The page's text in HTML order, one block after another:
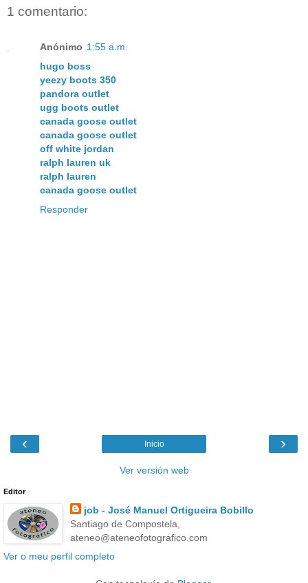
1 comentario:
Anónimo 1:55 a.m.
hugo boss
yeezy boots 350
pandora outlet
ugg boots outlet
canada goose outlet
canada goose outlet
off white jordan
ralph lauren uk
ralph lauren
canada goose outlet
Responder
‹ ›
Inicio
Ver versión web
Editor
job - José Manuel Ortigueira Bobillo
Santiago de Compostela,
ateneo@ateneofotografico.com
Ver o meu perfil completo